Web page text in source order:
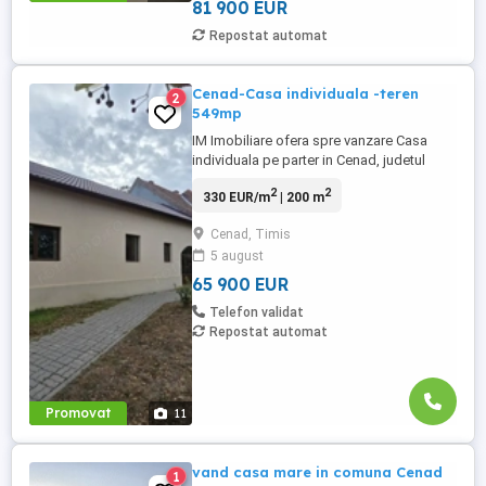
81 900 EUR
Repostat automat
Promovat 11
2
Cenad-Casa individuala -teren
549mp
IM Imobiliare ofera spre vanzare Casa
individuala pe parter in Cenad, judetul
cu Ungaria. Casa dispune de un teren de
camere, o baie, bucatarie si spatii de
depozitare. Acces facil DN 6, strada
asfaltata. Utilitati : curent ...
330 EUR/m2| 200 m2
Cenad, Timis
5 august
65 900 EUR
Telefon validat
Repostat automat
1 vand casa mare in comuna Cenad